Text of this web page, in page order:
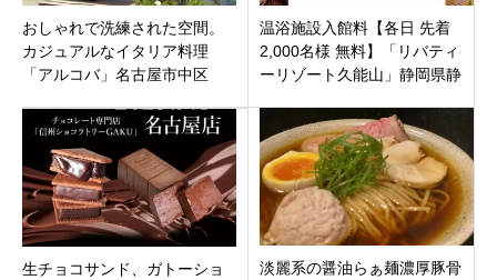
おしゃれで洗練された空間。
カジュアルなイタリア料理
「アルコバ」名古屋市中区
温浴施設入館料【各日 先着
2,000名様 無料】「リバティ
ーリゾート久能山」静岡県静
生チョコサンド、ガトーショ
淡麗系の醤油らぁ麺濃厚豚骨